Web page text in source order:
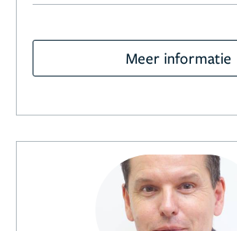
Meer informatie